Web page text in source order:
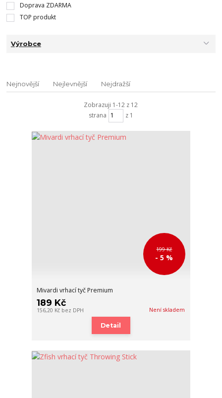
Doprava ZDARMA
TOP produkt
Výrobce
Nejnovější Nejlevnější Nejdražší
Zobrazuji 1-12 z 12
strana
z 1
199 Kč
- 5 %
Mivardi vrhací tyč Premium
189 Kč
156,20 Kč bez DPH Není skladem
Detail